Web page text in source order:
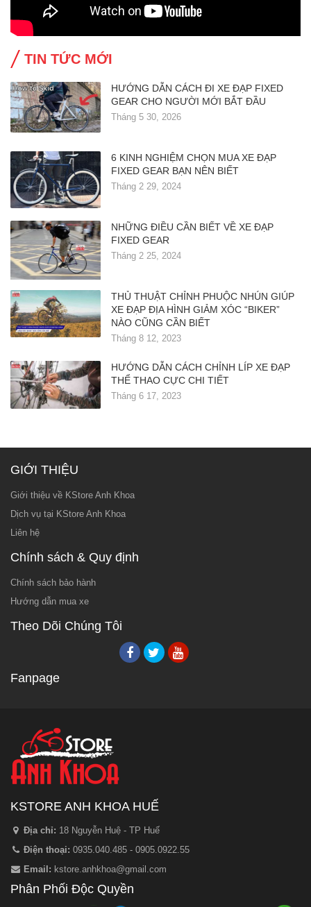
TIN TỨC MỚI
HƯỚNG DẪN CÁCH ĐI XE ĐẠP FIXED
GEAR CHO NGƯỜI MỚI BẮT ĐẦU
Tháng 5 30, 2026
6 KINH NGHIỆM CHỌN MUA XE ĐẠP
FIXED GEAR BẠN NÊN BIẾT
Tháng 2 29, 2024
NHỮNG ĐIỀU CẦN BIẾT VỀ XE ĐẠP
FIXED GEAR
Tháng 2 25, 2024
THỦ THUẬT CHỈNH PHUỘC NHÚN GIÚP
XE ĐẠP ĐỊA HÌNH GIẢM XÓC “BIKER”
NÀO CŨNG CẦN BIẾT
Tháng 8 12, 2023
HƯỚNG DẪN CÁCH CHỈNH LÍP XE ĐẠP
THỂ THAO CỰC CHI TIẾT
Tháng 6 17, 2023
GIỚI THIỆU
Giới thiệu về KStore Anh Khoa
Dịch vụ tại KStore Anh Khoa
Liên hệ
Chính sách & Quy định
Chính sách bảo hành
Hướng dẫn mua xe
Theo Dõi Chúng Tôi
Fanpage
KSTORE ANH KHOA HUẾ
Địa chỉ: 18 Nguyễn Huệ - TP Huế
Điện thoại: 0935.040.485 - 0905.0922.55
Email: kstore.anhkhoa@gmail.com
Phân Phối Độc Quyền